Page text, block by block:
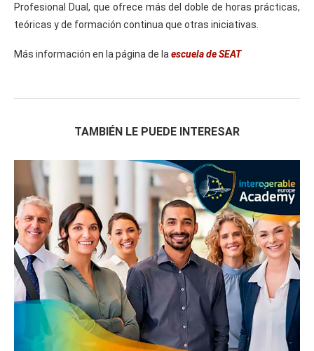
Profesional Dual, que ofrece más del doble de horas prácticas,
teóricas y de formación continua que otras iniciativas.
Más información en la página de la escuela de SEAT
TAMBIÉN LE PUEDE INTERESAR